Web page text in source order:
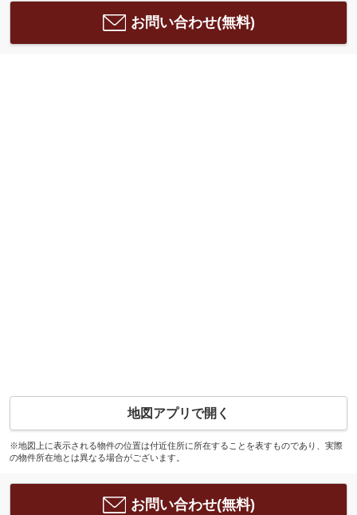
お問い合わせ(無料)
地図アプリで開く
※地図上に表示される物件の位置は付近住所に所在することを表すものであり、実際
の物件所在地とは異なる場合がございます。
お問い合わせ(無料)